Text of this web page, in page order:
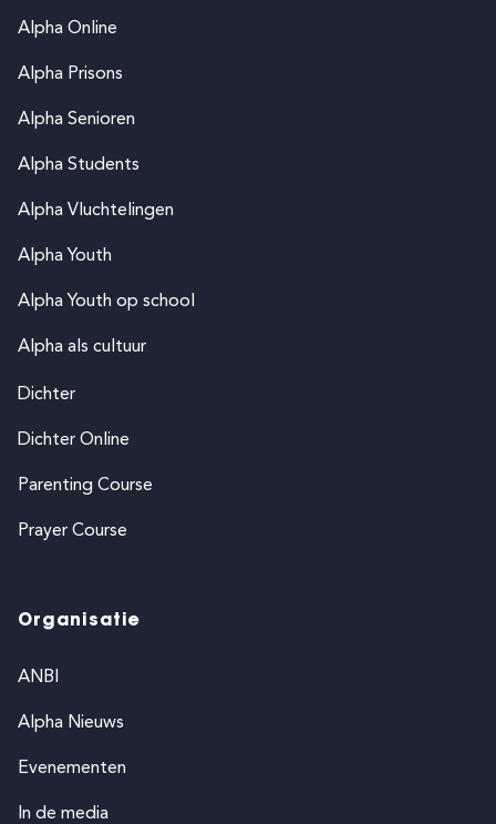
Alpha Online
Alpha Prisons
Alpha Senioren
Alpha Students
Alpha Vluchtelingen
Alpha Youth
Alpha Youth op school
Alpha als cultuur
Dichter
Dichter Online
Parenting Course
Prayer Course
Organisatie
ANBI
Alpha Nieuws
Evenementen
In de media